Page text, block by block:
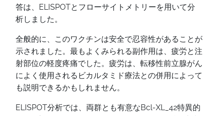
答は、ELISPOTとフローサイトメトリーを用いて分
析しました。
全般的に、このワクチンは安全で忍容性があることが
示されました。最もよくみられる副作用は、疲労と注
射部位の軽度疼痛でした。疲労は、転移性前立腺がん
によく使用されるビカルタミド療法との併用によって
も説明できるかもしれません。
ELISPOT分析では、両群とも有意なBcl-XL_42特異的